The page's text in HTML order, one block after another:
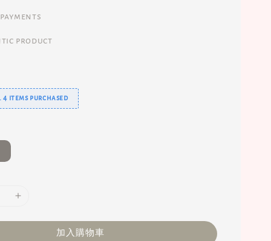
product
4 items purchased
加入購物車